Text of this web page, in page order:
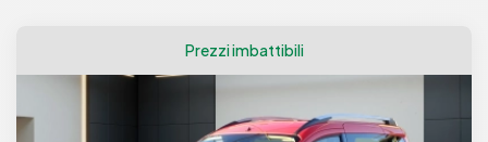
Prezzi imbattibili